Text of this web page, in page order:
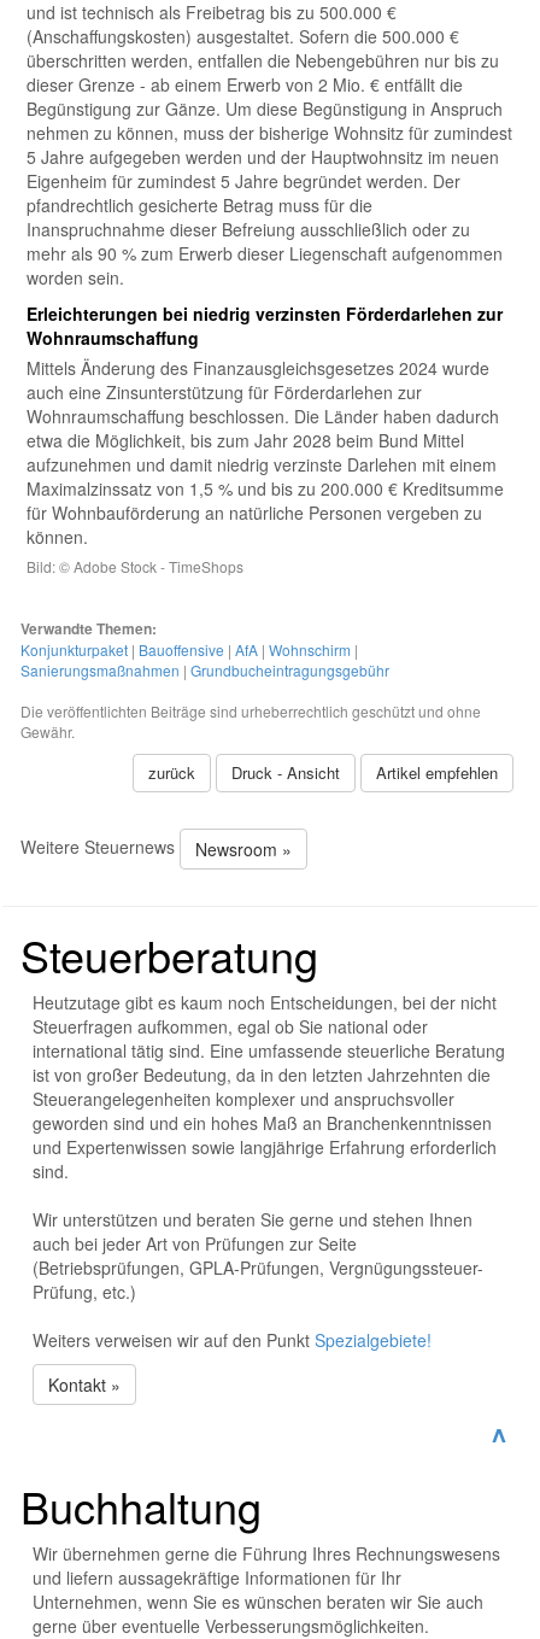
und ist technisch als Freibetrag bis zu 500.000 €
(Anschaffungskosten) ausgestaltet. Sofern die 500.000 €
überschritten werden, entfallen die Nebengebühren nur bis zu
dieser Grenze - ab einem Erwerb von 2 Mio. € entfällt die
Begünstigung zur Gänze. Um diese Begünstigung in Anspruch
nehmen zu können, muss der bisherige Wohnsitz für zumindest
5 Jahre aufgegeben werden und der Hauptwohnsitz im neuen
Eigenheim für zumindest 5 Jahre begründet werden. Der
pfandrechtlich gesicherte Betrag muss für die
Inanspruchnahme dieser Befreiung ausschließlich oder zu
mehr als 90 % zum Erwerb dieser Liegenschaft aufgenommen
worden sein.
Erleichterungen bei niedrig verzinsten Förderdarlehen zur
Wohnraumschaffung
Mittels Änderung des Finanzausgleichsgesetzes 2024 wurde
auch eine Zinsunterstützung für Förderdarlehen zur
Wohnraumschaffung beschlossen. Die Länder haben dadurch
etwa die Möglichkeit, bis zum Jahr 2028 beim Bund Mittel
aufzunehmen und damit niedrig verzinste Darlehen mit einem
Maximalzinssatz von 1,5 % und bis zu 200.000 € Kreditsumme
für Wohnbauförderung an natürliche Personen vergeben zu
können.
Bild: © Adobe Stock - TimeShops
Verwandte Themen:
Konjunkturpaket | Bauoffensive | AfA | Wohnschirm |
Sanierungsmaßnahmen | Grundbucheintragungsgebühr
Die veröffentlichten Beiträge sind urheberrechtlich geschützt und ohne
Gewähr.
zurück Druck - Ansicht Artikel empfehlen
Weitere Steuernews Newsroom »
Steuerberatung
Heutzutage gibt es kaum noch Entscheidungen, bei der nicht
Steuerfragen aufkommen, egal ob Sie national oder
international tätig sind. Eine umfassende steuerliche Beratung
ist von großer Bedeutung, da in den letzten Jahrzehnten die
Steuerangelegenheiten komplexer und anspruchsvoller
geworden sind und ein hohes Maß an Branchenkenntnissen
und Expertenwissen sowie langjährige Erfahrung erforderlich
sind.
Wir unterstützen und beraten Sie gerne und stehen Ihnen
auch bei jeder Art von Prüfungen zur Seite
(Betriebsprüfungen, GPLA-Prüfungen, Vergnügungssteuer-
Prüfung, etc.)
Weiters verweisen wir auf den Punkt Spezialgebiete!
Kontakt »
^
Buchhaltung
Wir übernehmen gerne die Führung Ihres Rechnungswesens
und liefern aussagekräftige Informationen für Ihr
Unternehmen, wenn Sie es wünschen beraten wir Sie auch
gerne über eventuelle Verbesserungsmöglichkeiten.